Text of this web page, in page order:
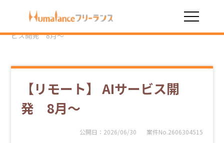
HOME 勤務スタイル
ビス開発 8月～
【リモート】 AIサービス開
発 8月～
公開日： 2026/06/30 案件No.2606304515